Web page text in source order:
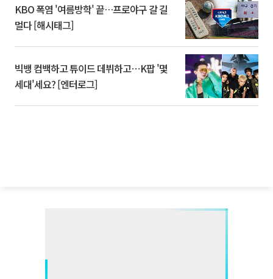
KBO 폭염 '여름방학' 끝…프로야구 갈 길
멀다 [해시태그]
빅뱅 컴백하고 튜이드 데뷔하고⋯K팝 '몇
세대'세요? [엔터로그]